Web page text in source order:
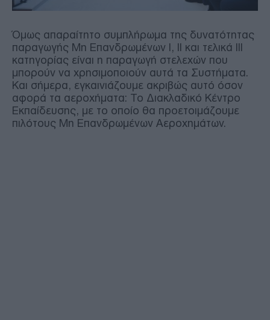
Όμως απαραίτητο συμπλήρωμα της δυνατότητας
παραγωγής Μη Επανδρωμένων Ι, ΙΙ και τελικά ΙΙΙ
κατηγορίας είναι η παραγωγή στελεχών που
μπορούν να χρησιμοποιούν αυτά τα Συστήματα.
Και σήμερα, εγκαινιάζουμε ακριβώς αυτό όσον
αφορά τα αεροχήματα: Το Διακλαδικό Κέντρο
Εκπαίδευσης, με το οποίο θα προετοιμάζουμε
πιλότους Μη Επανδρωμένων Αεροχημάτων.